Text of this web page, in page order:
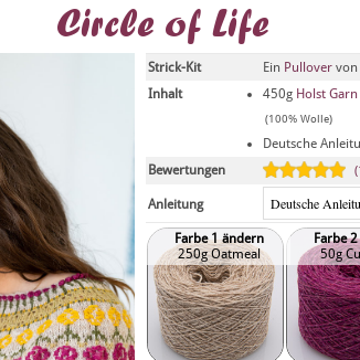
Circle of Life
Strick-Kit Ein Pullover von
Inhalt
450g Holst
(100% Wolle)
Deutsche
Bewertungen
Anleitung
Farbe 1 ändern
250g Oatmeal
Farbe
50g